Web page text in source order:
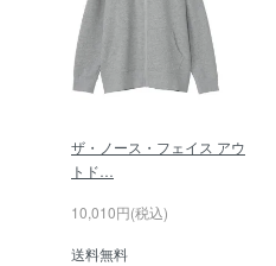
ザ・ノース・フェイス アウ
トド…
10,010円(税込)
送料無料